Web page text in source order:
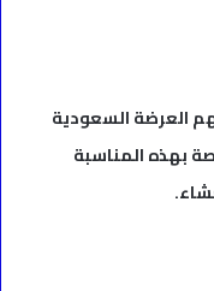
العرضة السعودية
بهذه المناسبة